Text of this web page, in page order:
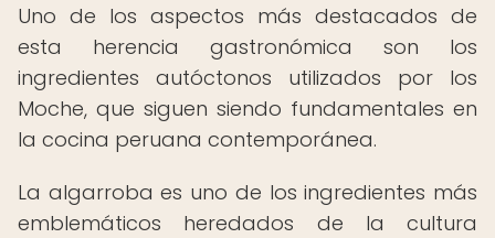
Uno de los aspectos más destacados de
esta herencia gastronómica son los
ingredientes autóctonos utilizados por los
Moche, que siguen siendo fundamentales en
la cocina peruana contemporánea.
La algarroba es uno de los ingredientes más
emblemáticos heredados de la cultura